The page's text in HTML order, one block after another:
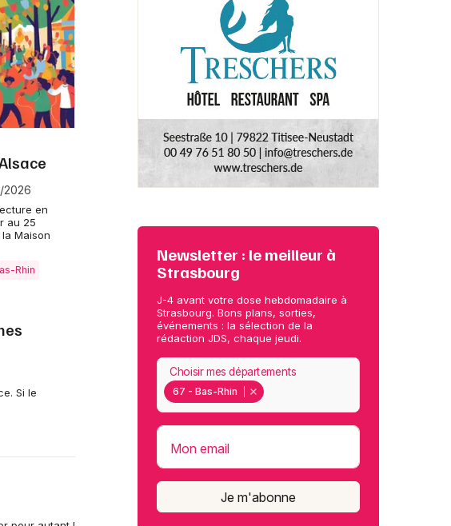
2026
en
au 25
Maison
Rhin
Si le
Newsletter : le meilleur à
Strasbourg
J-4 avant votre dose hebdomadaire à
Strasbourg. Bons plans, sorties,
événements : la sélection de la
rédaction JDS, chaque jeudi.
67 - Bas-Rhin
Choisir mes départements
Mon email
Je m'abonne